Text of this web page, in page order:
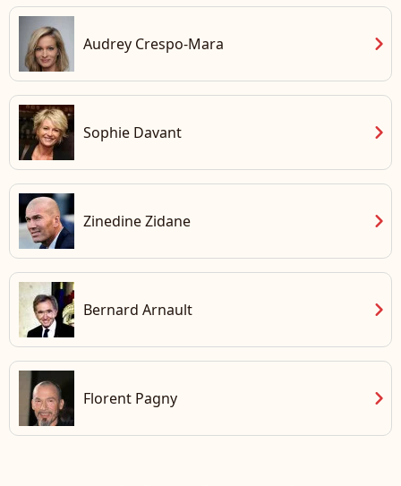
Audrey Crespo-Mara chevron_right
Sophie Davant chevron_right
Zinedine Zidane chevron_right
Bernard Arnault chevron_right
Florent Pagny chevron_right